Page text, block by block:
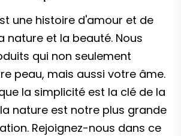
une histoire d'amour et de
nature et la beauté. Nous
qui non seulement
peau, mais aussi votre âme.
la simplicité est la clé de la
nature est notre plus grande
Rejoignez-nous dans ce